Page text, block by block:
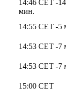
14:46 CET -14
мин.
14:55 CET -5
14:53 CET -7
14:53 CET -7
15:00 CET